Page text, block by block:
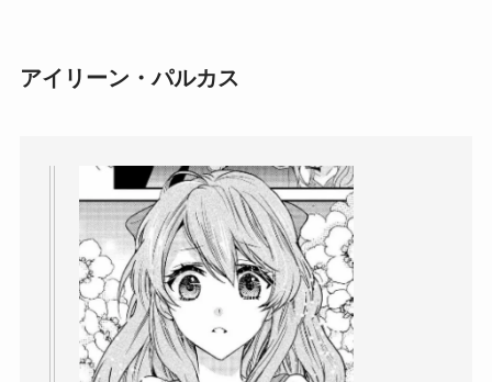
アイリーン・パルカス